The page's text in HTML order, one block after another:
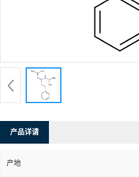
产品详请
产地